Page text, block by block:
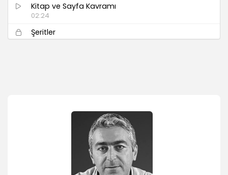
Kitap ve Sayfa Kavramı
02:24
Şeritler
03:37
Hücre Referansları Satırlar ve Sütunlar